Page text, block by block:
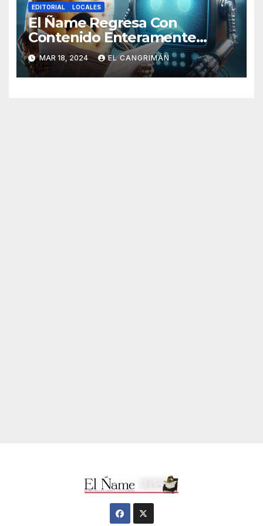
EDITORIAL LOCALES
El Ñame Regresa Con
Contenido Enteramente
Generado Por Inteligencia
Artificial
MAR 18, 2024 EL CANGRIMÁN